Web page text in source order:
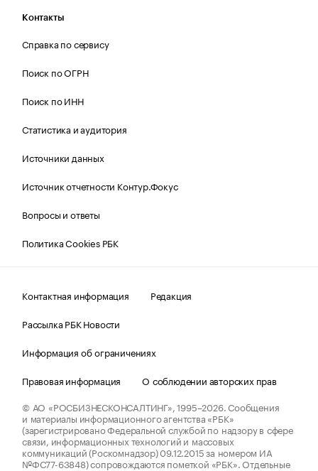
Контакты
Справка по сервису
Поиск по ОГРН
Поиск по ИНН
Статистика и аудитория
Источники данных
Источник отчетности Контур.Фокус
Вопросы и ответы
Политика Cookies РБК
Контактная информация
Редакция
Рассылка РБК Новости
Информация об ограничениях
Правовая информация
О соблюдении авторских прав
© АО «РОСБИЗНЕСКОНСАЛТИНГ»,1995–2026.Сообщения
и материалы информационного агентства «РБК»
(зарегистрировано Федеральной службой по надзору в сфере
связи, информационных технологий и массовых
коммуникаций (Роскомнадзор) 09.12.2015 за номером ИА
№ФС77-63848) сопровождаются пометкой «РБК». Отдельные